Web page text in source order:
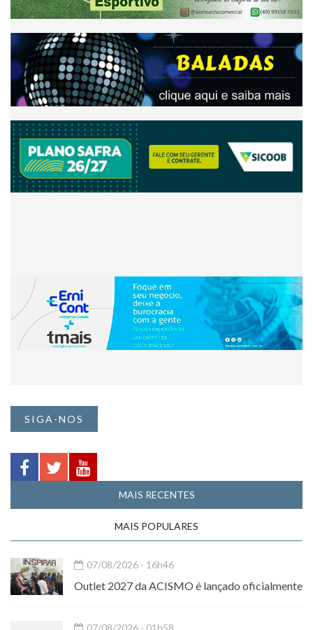
SIGA-NOS
MAIS RECENTES
MAIS POPULARES
07/08/2026 - 16h46
Outlet 2027 da ACISMO é lançado oficialmente